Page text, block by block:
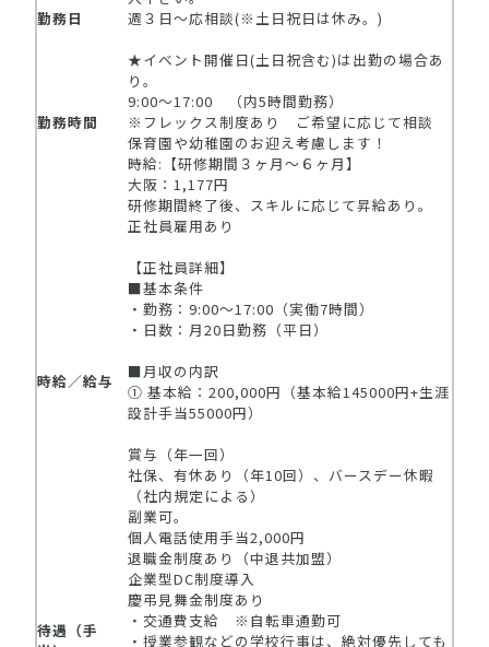
勤務日
週３日～応相談(※土日祝日は休み。)
★イベント開催日(土日祝含む)は出勤の場合あ
り。
勤務時間
9:00～17:00 （内5時間勤務）
※フレックス制度あり ご希望に応じて相談
保育園や幼稚園のお迎え考慮します！
時給／給与
時給:【研修期間３ヶ月～６ヶ月】
大阪：1,177円
研修期間終了後、スキルに応じて昇給あり。
正社員雇用あり
【正社員詳細】
■基本条件
・勤務：9:00〜17:00（実働7時間）
・日数：月20日勤務（平日）
■月収の内訳
① 基本給：200,000円（基本給145000円+生涯
設計手当55000円）
賞与（年一回）
社保、有休あり（年10回）、バースデー休暇
（社内規定による）
副業可。
個人電話使用手当2,000円
退職金制度あり（中退共加盟）
企業型DC制度導入
慶弔見舞金制度あり
待遇（手
・交通費支給 ※自転車通勤可
・授業参観などの学校行事は、絶対優先しても